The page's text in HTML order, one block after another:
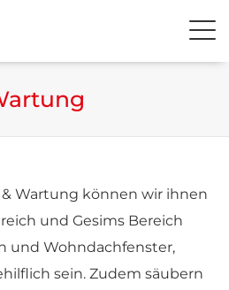
Wartung können wir ihnen
und Gesims Bereich
und Wohndachfenster,
sein. Zudem säubern